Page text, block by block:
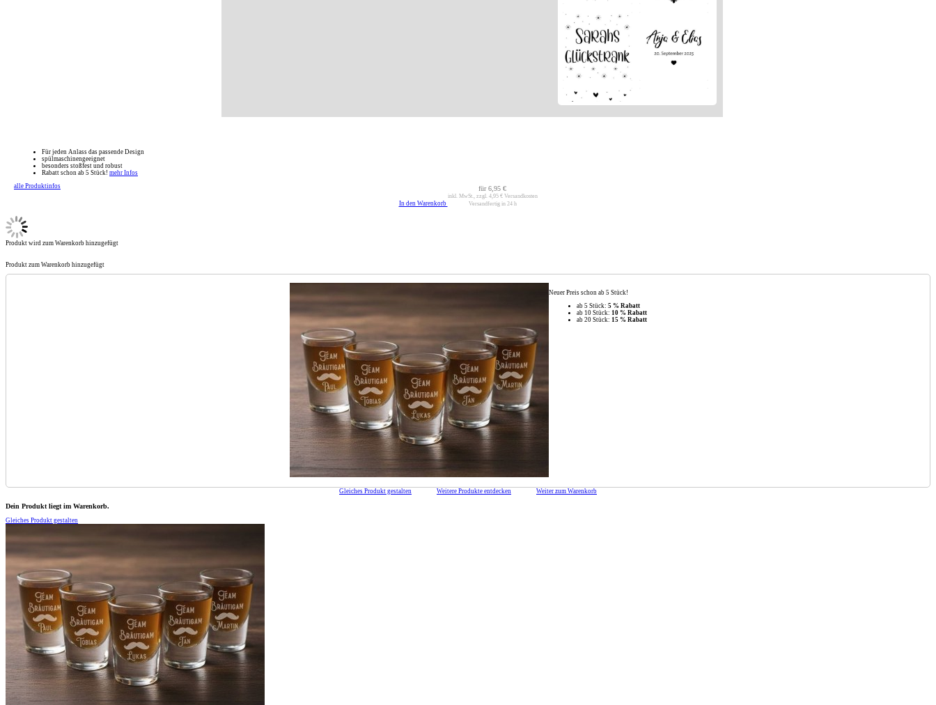
Für jeden Anlass das passende Design
spülmaschinengeeignet
besonders stoßfest und robust
Rabatt schon ab 5 Stück! mehr Infos
alle Produktinfos
In den Warenkorb
für6,95 €
inkl. MwSt., zzgl. 4,95 €Versandkosten
Versandfertig in 24 h
Produkt wird zum Warenkorb hinzugefügt
Produkt zum Warenkorb hinzugefügt
Neuer Preis schon ab 5 Stück!
ab 5 Stück: 5 % Rabatt
ab 10 Stück: 10 % Rabatt
ab 20 Stück: 15 % Rabatt
Gleiches Produkt gestalten Weitere Produkte entdecken Weiter zum Warenkorb
Dein Produkt liegt im Warenkorb.
Gleiches Produkt gestalten